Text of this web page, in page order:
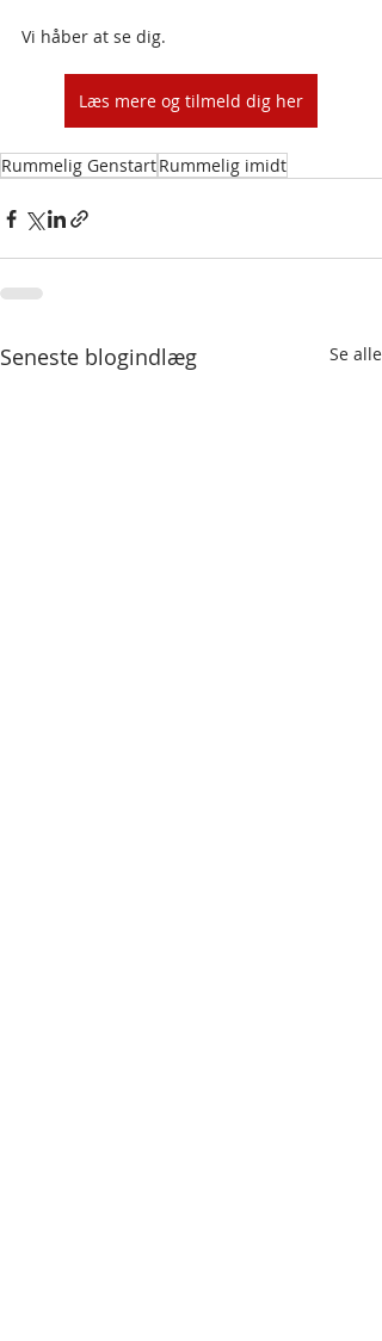
Vi håber at se dig.
Læs mere og tilmeld dig her
Rummelig GenstartRummelig imidt
Seneste blogindlæg Se alle